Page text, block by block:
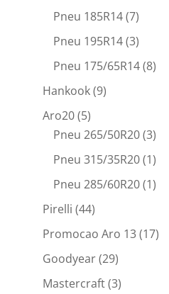
Pneu 185R14(7)
Pneu 195R14(3)
Pneu 175/65R14(8)
Hankook(9)
Aro20(5)
Pneu 265/50R20(3)
Pneu 315/35R20(1)
Pneu 285/60R20(1)
Pirelli (44)
Promocao Aro 13(17)
Goodyear(29)
Mastercraft(3)